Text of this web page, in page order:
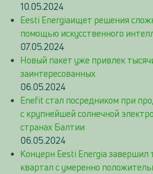
10.05.2024
Eesti Energiaищет решения
помощью искусственного
07.05.2024
Новый пакет уже привлек
заинтересованных
06.05.2024
Enefit стал посредником при
с крупнейшей солнечной
странах Балтии
06.05.2024
Концерн Eesti Energia завершил
квартал с умеренно